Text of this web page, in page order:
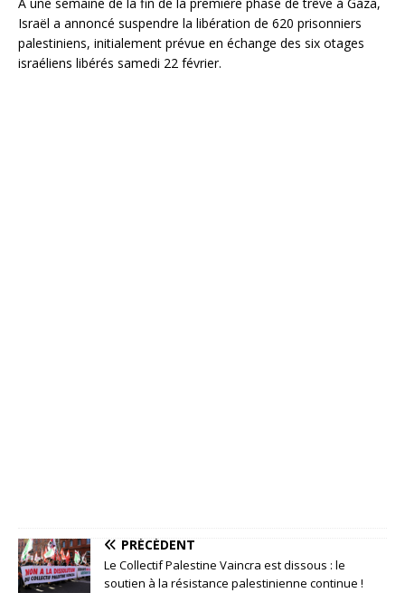
Israël a annoncé suspendre la libération de 620 prisonniers
palestiniens, initialement prévue en échange des six otages
israéliens libérés samedi 22 février.
PRÉCÉDENT
Le Collectif Palestine Vaincra est dissous : le
soutien à la résistance palestinienne continue !